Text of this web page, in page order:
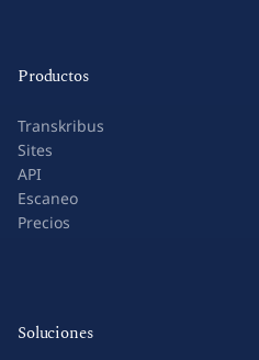
Productos
Transkribus
Sites
API